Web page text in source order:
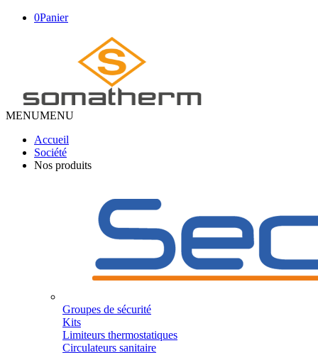
0Panier
MENUMENU
Accueil
Société
Nos produits
Groupes de sécurité
Kits
Limiteurs thermostatiques
Circulateurs sanitaire